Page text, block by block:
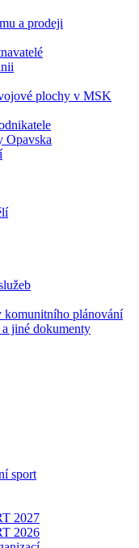
a prodeji
plochy v MSK
Opavska
komunitního plánování
jiné dokumenty
sport
2027
2026